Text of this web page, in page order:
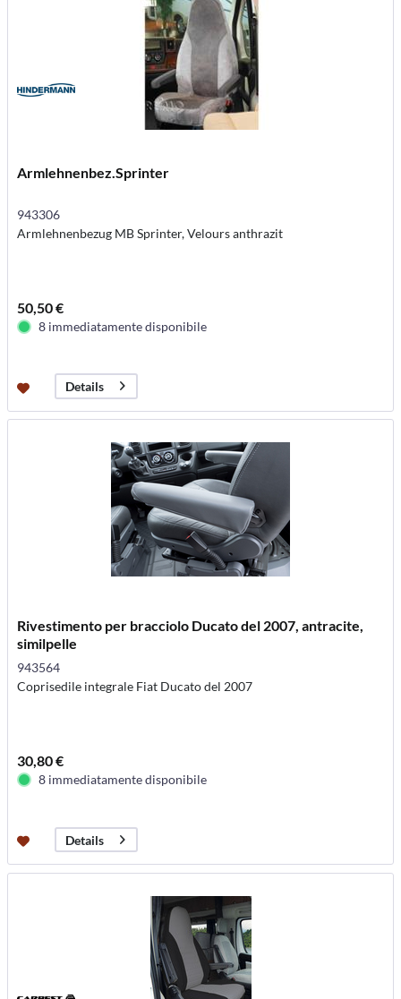
Armlehnenbez.Sprinter
943306
Armlehnenbezug MB Sprinter, Velours anthrazit
50,50 €
8 immediatamente disponibile
Details
Rivestimento per bracciolo Ducato del 2007, antracite,
similpelle
943564
Coprisedile integrale Fiat Ducato del 2007
30,80 €
8 immediatamente disponibile
Details